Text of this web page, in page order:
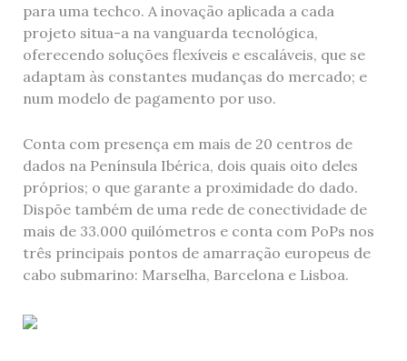
para uma techco. A inovação aplicada a cada
projeto situa-a na vanguarda tecnológica,
oferecendo soluções flexíveis e escaláveis, que se
adaptam às constantes mudanças do mercado; e
num modelo de pagamento por uso.
Conta com presença em mais de 20 centros de
dados na Península Ibérica, dois quais oito deles
próprios; o que garante a proximidade do dado.
Dispõe também de uma rede de conectividade de
mais de 33.000 quilómetros e conta com PoPs nos
três principais pontos de amarração europeus de
cabo submarino: Marselha, Barcelona e Lisboa.